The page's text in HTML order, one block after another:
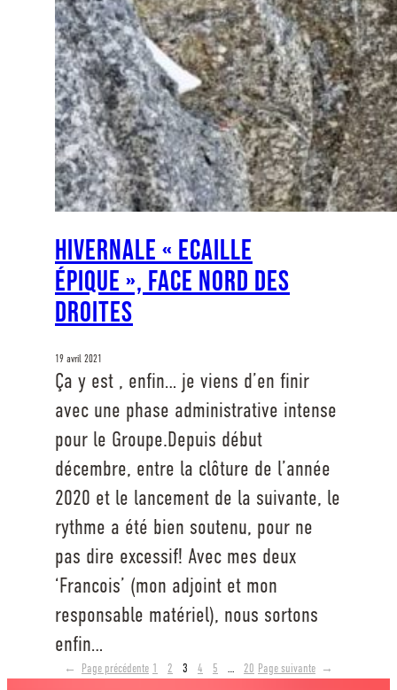
Hivernale « Ecaille
épique », face nord des
Droites
19 avril 2021
Ça y est , enfin… je viens d’en finir
avec une phase administrative intense
pour le Groupe.Depuis début
décembre, entre la clôture de l’année
2020 et le lancement de la suivante, le
rythme a été bien soutenu, pour ne
pas dire excessif! Avec mes deux
‘Francois’ (mon adjoint et mon
responsable matériel), nous sortons
enfin…
← Page précédente 1 2 3 4 5 … 20 Page suivante →